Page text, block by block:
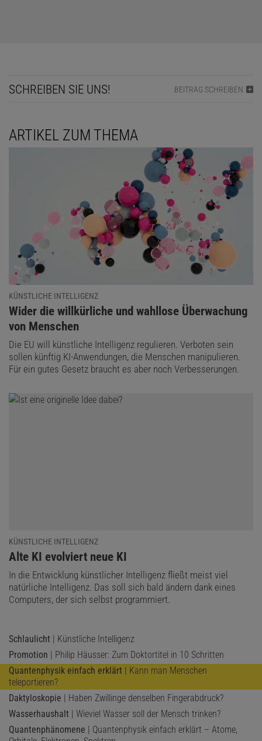
SCHREIBEN SIE UNS! BEITRAG SCHREIBEN
ARTIKEL ZUM THEMA
KÜNSTLICHE INTELLIGENZ
:
Wider die willkürliche und wahllose Überwachung
von Menschen
Die EU will künstliche Intelligenz regulieren. Verboten sein
sollen künftig KI-Anwendungen, die Menschen manipulieren.
Für ein gutes Gesetz braucht es aber noch Verbesserungen.
KÜNSTLICHE INTELLIGENZ
:
Alte KI evolviert neue KI
In die Entwicklung künstlicher Intelligenz fließt meist viel
natürliche Intelligenz. Das soll sich bald ändern dank eines
Computers, der sich selbst programmiert.
Schlaulicht | Künstliche Intelligenz
Promotion | Philip Häusser: Zum Doktortitel in 10 Schritten
Quantenphysik einfach erklärt | Kann man Menschen
teleportieren?
Daktyloskopie | Haben Zwillinge denselben Fingerabdruck?
Wasserhaushalt | Wieviel Wasser soll der Mensch trinken?
Quantenphänomene | Quantenphysik einfach erklärt – Atome,